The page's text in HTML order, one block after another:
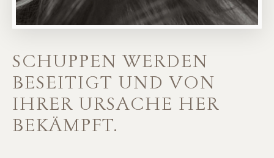
SCHUPPEN WERDEN
BESEITIGT UND VON
IHRER URSACHE HER
BEKÄMPFT.